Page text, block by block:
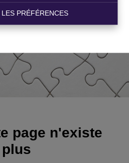
PRÉFÉRENCES
page n'existe
plus